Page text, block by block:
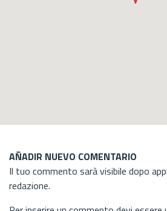
AÑADIR NUEVO COMENTARIO
Il tuo commento sarà visibile dopo
redazione.